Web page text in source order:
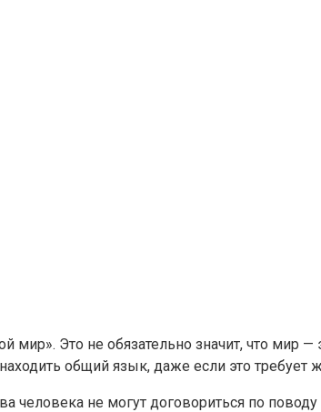
мир». Это не обязательно значит, что мир
общий язык, даже если это требует
человека не могут договориться по